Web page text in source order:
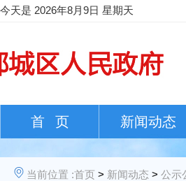
今天是 2026年8月9日 星期天
首 页 新闻动态
当前位置 :首页 > 新闻动态 > 公示